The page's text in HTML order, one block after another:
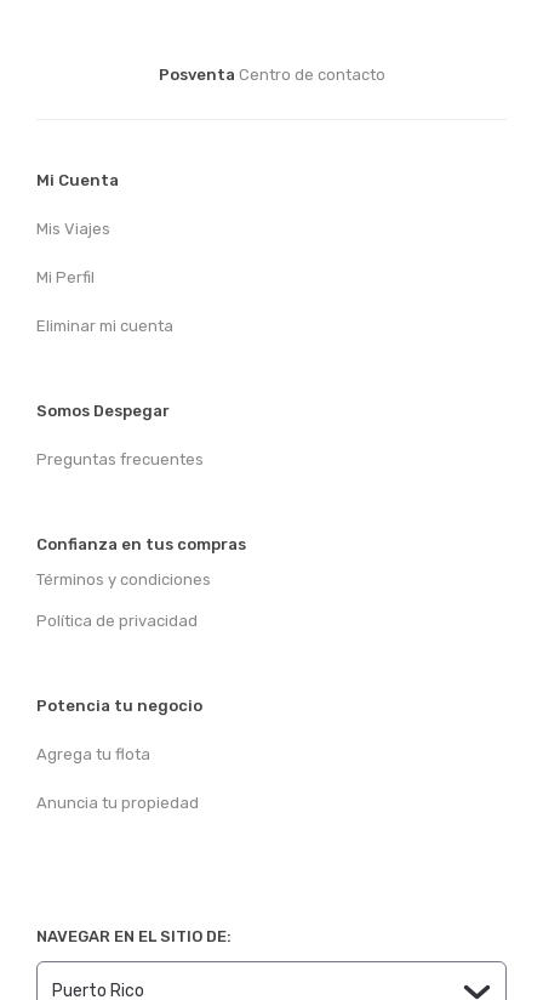
Posventa Centro de contacto
Mi Cuenta
Mis Viajes
Mi Perfil
Eliminar mi cuenta
Somos Despegar
Preguntas frecuentes
Confianza en tus compras
Términos y condiciones
Política de privacidad
Potencia tu negocio
Agrega tu flota
Anuncia tu propiedad
NAVEGAR EN EL SITIO DE: